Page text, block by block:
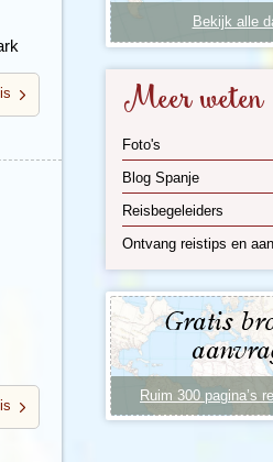
Bekijk alle
Meer weten
Foto's
Blog Spanje
Reisbegeleiders
Ontvang reistips en
Gratis
Ruim 300 pagina’s